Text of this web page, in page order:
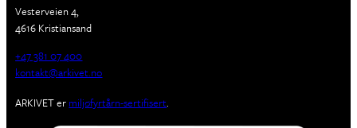
Vesterveien 4,
4616 Kristiansand
+47 381 07 400
kontakt@arkivet.no
ARKIVET er miljøfyrtårn-sertifisert.